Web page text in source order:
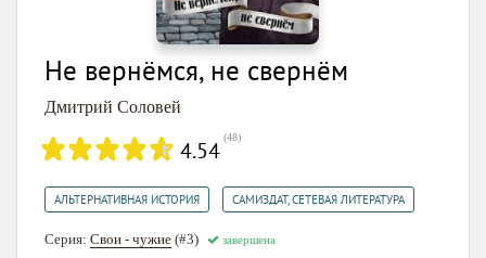
Не вернёмся, не свернём
Дмитрий Соловей
4.54 (48)
АЛЬТЕРНАТИВНАЯ ИСТОРИЯ САМИЗДАТ, СЕТЕВАЯ ЛИТЕРАТУРА
Серия: Свои - чужие (#3) завершена